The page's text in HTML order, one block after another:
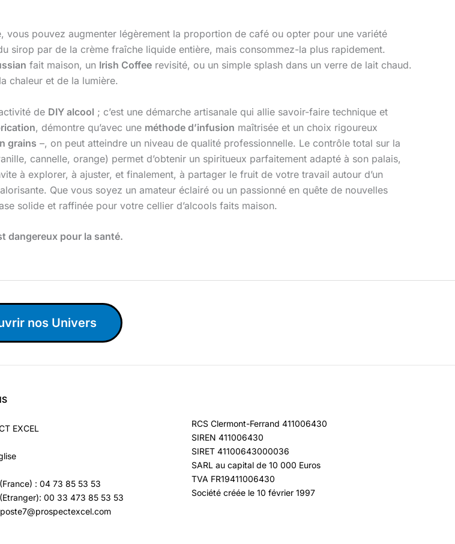
pouvez augmenter légèrement la proportion de café ou opter pour une variété
sirop par de la crème fraîche liquide entière, mais consommez-la plus rapidement.
fait maison, un Irish Coffee revisité, ou un simple splash dans un verre de lait chaud.
chaleur et de la lumière.
de DIY alcool ; c’est une démarche artisanale qui allie savoir-faire technique et
, démontre qu’avec une méthode d’infusion maîtrisée et un choix rigoureux
grains –, on peut atteindre un niveau de qualité professionnelle. Le contrôle total sur la
cannelle, orange) permet d’obtenir un spiritueux parfaitement adapté à son palais,
à explorer, à ajuster, et finalement, à partager le fruit de votre travail autour d’un
Que vous soyez un amateur éclairé ou un passionné en quête de nouvelles
solide et raffinée pour votre cellier d’alcools faits maison.
dangereux pour la santé.
nos Univers
EXCEL
: 04 73 85 53 53
00 33 473 85 53 53
RCS Clermont-Ferrand 411006430
SIREN 411006430
SIRET 41100643000036
SARL au capital de 10 000 Euros
TVA FR19411006430
Société créée le 10 février 1997